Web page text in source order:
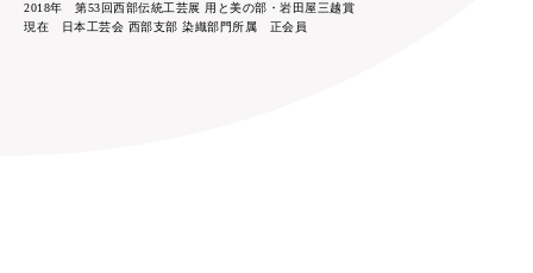
2018年 第53回西部伝統工芸展 用と美の部・岩田屋三越賞
現在 日本工芸会 西部支部 染織部門所属 正会員